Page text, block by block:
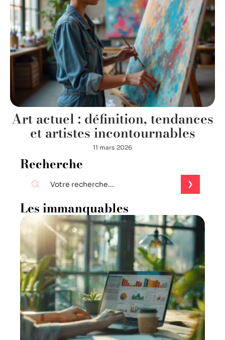
Art actuel : définition, tendances
et artistes incontournables
11 mars 2026
Recherche
Les immanquables